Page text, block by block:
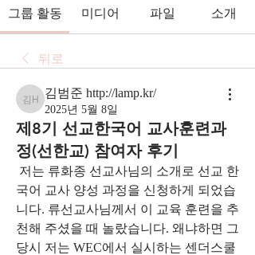
그룹 활동 미디어 파일 소개
뒤로
김범준 http://lamp.kr/
김범준 http://lamp.kr/
2025년 5월 8일
제8기 선교한국어 교사훈련과
정(선한교) 참여자 후기
국어 교사 양성 과정을 신청하게 되었습
니다. 류선교사님께서 이 교육 훈련을 추
천해 주셨을 때 놀랐습니다. 왜냐하면 그
당시 저는 WEC에서 실시하는 센더스쿨